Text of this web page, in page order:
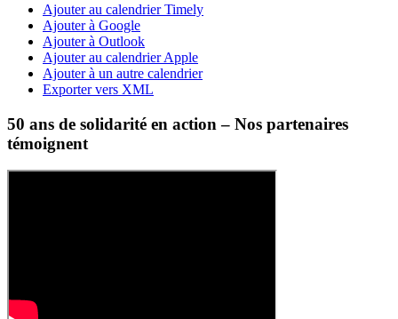
Ajouter au calendrier Timely
Ajouter à Google
Ajouter à Outlook
Ajouter au calendrier Apple
Ajouter à un autre calendrier
Exporter vers XML
50 ans de solidarité en action – Nos partenaires
témoignent